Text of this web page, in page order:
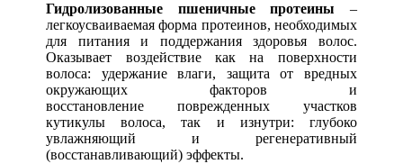
Гидролизованные пшеничные протеины –
легкоусваиваемая форма протеинов, необходимых
для питания и поддержания здоровья волос.
Оказывает воздействие как на поверхности
волоса: удержание влаги, защита от вредных
окружающих факторов и
восстановление поврежденных участков
кутикулы волоса, так и изнутри: глубоко
увлажняющий и регенеративный
(восстанавливающий) эффекты.